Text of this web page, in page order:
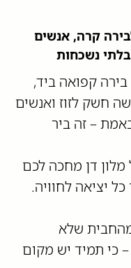
קרה, אנשים
בלתי נשכחות
קפואה ביד,
חשק לזוז ואנשים
– זה ביר
דן מחכה לכם
יציאה לחוויה.
מהחבית שלא
כי תמיד יש מקום